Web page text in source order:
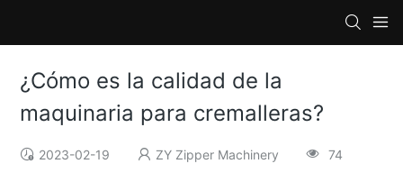
¿Cómo es la calidad de la
maquinaria para cremalleras?
2023-02-19 ZY Zipper Machinery 74